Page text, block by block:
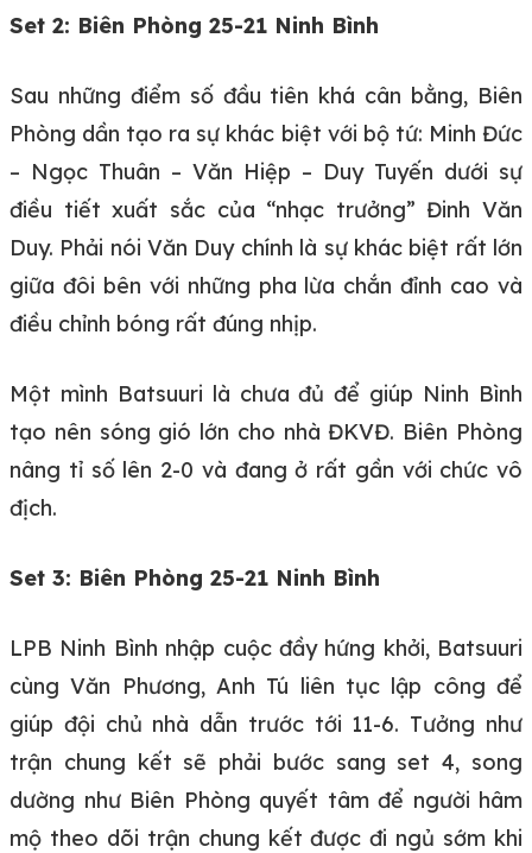
Set 2: Biên Phòng 25-21 Ninh Bình
Sau những điểm số đầu tiên khá cân bằng, Biên
Phòng dần tạo ra sự khác biệt với bộ tứ: Minh Đức
– Ngọc Thuân – Văn Hiệp – Duy Tuyến dưới sự
điều tiết xuất sắc của “nhạc trưởng” Đinh Văn
Duy. Phải nói Văn Duy chính là sự khác biệt rất lớn
giữa đôi bên với những pha lừa chắn đỉnh cao và
điều chỉnh bóng rất đúng nhịp.
Một mình Batsuuri là chưa đủ để giúp Ninh Bình
tạo nên sóng gió lớn cho nhà ĐKVĐ. Biên Phòng
nâng tỉ số lên 2-0 và đang ở rất gần với chức vô
địch.
Set 3: Biên Phòng 25-21 Ninh Bình
LPB Ninh Bình nhập cuộc đầy hứng khởi, Batsuuri
cùng Văn Phương, Anh Tú liên tục lập công để
giúp đội chủ nhà dẫn trước tới 11-6. Tưởng như
trận chung kết sẽ phải bước sang set 4, song
dường như Biên Phòng quyết tâm để người hâm
mộ theo dõi trận chung kết được đi ngủ sớm khi